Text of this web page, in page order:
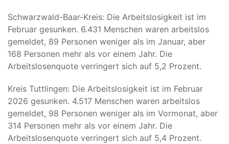
Schwarzwald-Baar-Kreis: Die Arbeitslosigkeit ist im
Februar gesunken. 6.431 Menschen waren arbeitslos
gemeldet, 89 Personen weniger als im Januar, aber
168 Personen mehr als vor einem Jahr. Die
Arbeitslosenquote verringert sich auf 5,2 Prozent.
Kreis Tuttlingen: Die Arbeitslosigkeit ist im Februar
2026 gesunken. 4.517 Menschen waren arbeitslos
gemeldet, 98 Personen weniger als im Vormonat, aber
314 Personen mehr als vor einem Jahr. Die
Arbeitslosenquote verringert sich auf 5,4 Prozent.